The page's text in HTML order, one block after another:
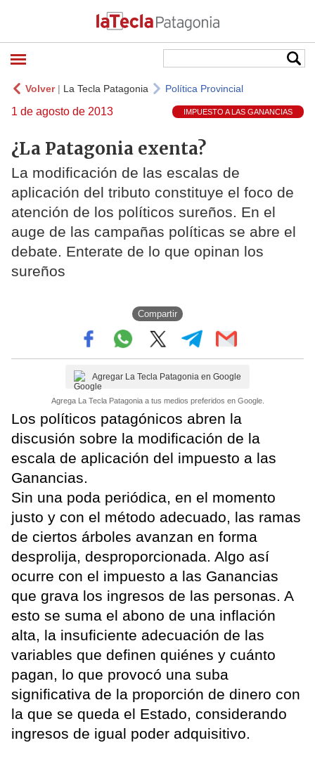
Volver| La Tecla Patagonia Política Provincial
1 de agosto de 2013 IMPUESTO A LAS GANANCIAS
¿La Patagonia exenta?
La modificación de las escalas de
aplicación del tributo constituye el foco de
atención de los políticos sureños. En el
auge de las campañas políticas se abre el
debate. Enterate de lo que opinan los
sureños
Compartir
Agregar La Tecla Patagonia en Google
Agrega La Tecla Patagonia a tus medios preferidos en Google.
Los políticos patagónicos abren la
discusión sobre la modificación de la
escala de aplicación del impuesto a las
Ganancias.
Sin una poda periódica, en el momento
justo y con el método adecuado, las ramas
de ciertos árboles avanzan en forma
desprolija, desproporcionada. Algo así
ocurre con el impuesto a las Ganancias
que grava los ingresos de las personas. A
esto se suma el abono de una inflación
alta, la insuficiente adecuación de las
variables que definen quiénes y cuánto
pagan, lo que provocó una suba
significativa de la proporción de dinero con
la que se queda el Estado, considerando
ingresos de igual poder adquisitivo.